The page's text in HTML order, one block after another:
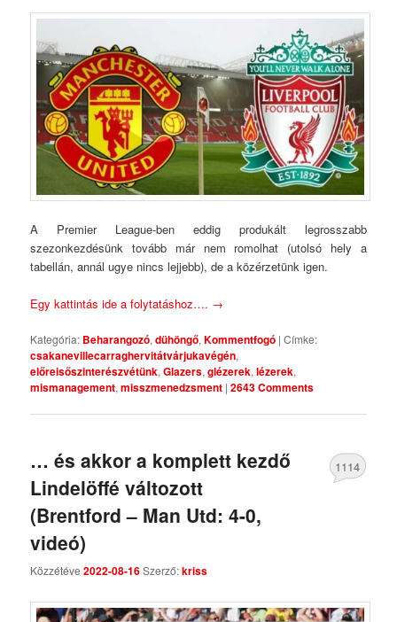
A Premier League-ben eddig produkált legrosszabb
szezonkezdésünk tovább már nem romolhat (utolsó hely a
tabellán, annál ugye nincs lejjebb), de a közérzetünk igen.
Egy kattintás ide a folytatáshoz…. →
Kategória: Beharangozó,dühöngő,Kommentfogó |Címke:
csakanevillecarraghervitátvárjukavégén,
előreisőszinterészvétünk,Glazers,glézerek,lézerek,
mismanagement,misszmenedzsment |2643 Comments
… és akkor a komplett kezdő
Lindelöffé változott
(Brentford – Man Utd: 4-0,
videó)
Közzétéve2022-08-16Szerző:kriss
1114